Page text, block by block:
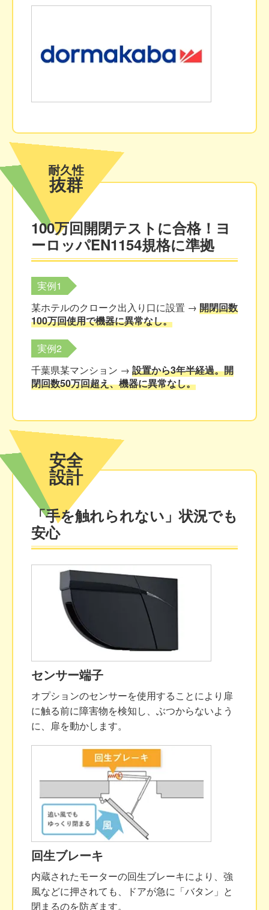
耐久性
抜群
100万回開閉テストに合格！ ヨ
ーロッパEN1154規格に準拠
実例1
某ホテルのクローク出入り口に設置 → 開閉回数
100万回使用で機器に異常なし。
実例2
千葉県某マンション → 設置から3年半経過。開
閉回数50万回超え、機器に異常なし。
安全
設計
「手を触れられない」状況でも
安心
センサー端子
オプションのセンサーを使用することにより扉
に触る前に障害物を検知し、ぶつからないよう
に、扉を動かします。
回生ブレーキ
内蔵されたモーターの回生ブレーキにより、強
風などに押されても、ドアが急に「バタン」と
閉まるのを防ぎます。